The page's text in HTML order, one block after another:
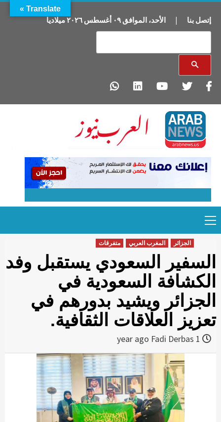
إتصل بنا | الأحد، الموافق٠٩ أغسطس ٢٠٢٦ميلاديا
to
content
Menu
الجزائر المغرب العربي متفرقات
السفير السعودي يستقبل وفد
الكشافة السعودية في
الجزائر ويشيد بدورهم في
تعزيز العلاقات الثقافية.
Fadi Derbas
Translate »